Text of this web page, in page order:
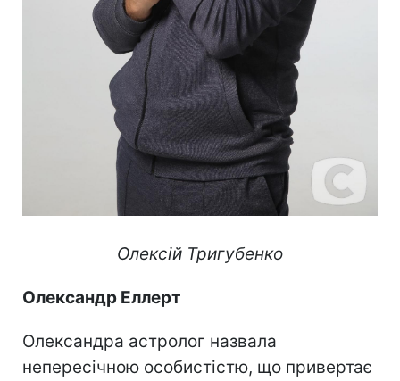
Олексій Тригубенко
Олександр Еллерт
Олександра астролог назвала
непересічною особистістю, що привертає